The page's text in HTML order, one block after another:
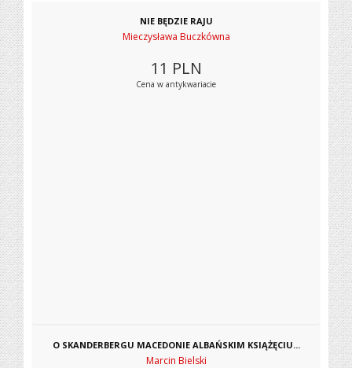
NIE BĘDZIE RAJU
Mieczysława Buczkówna
11 PLN
Cena w antykwariacie
O SKANDERBERGU MACEDONIE ALBAŃSKIM KSIĄŻĘCIU...
Marcin Bielski